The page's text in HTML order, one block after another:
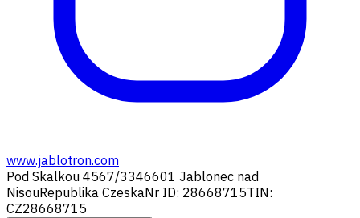
www.jablotron.com
Pod Skalkou 4567/3346601 Jablonec nad
NisouRepublika CzeskaNr ID: 28668715TIN:
CZ28668715